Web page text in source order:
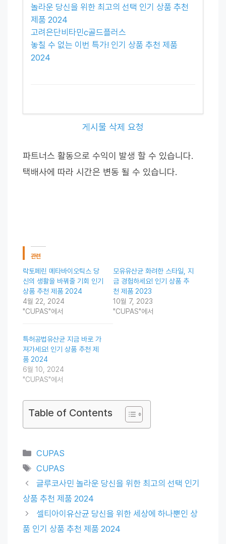
놀라운 당신을 위한 최고의 선택 인기 상품 추천
제품 2024
고려은단비타민c골드플러스
놓칠 수 없는 이번 특가! 인기 상품 추천 제품
2024
게시물 삭제 요청
파트너스 활동으로 수익이 발생 할 수 있습니다.
택배사에 따라 시간은 변동 될 수 있습니다.
관련
락토페린 메타바이오틱스 당
신의 생활을 바꿔줄 기회 인기
상품 추천 제품 2024
4월 22, 2024
"CUPAS"에서
모유유산균 화려한 스타일, 지
금 경험하세요! 인기 상품 추
천 제품 2023
10월 7, 2023
"CUPAS"에서
특허공법유산균 지금 바로 가
져가세요! 인기 상품 추천 제
품 2024
6월 10, 2024
"CUPAS"에서
Table of Contents
Categories
CUPAS
Tags
CUPAS
글루코사민 놀라운 당신을 위한 최고의 선택 인기
상품 추천 제품 2024
셀티아이유산균 당신을 위한 세상에 하나뿐인 상
품 인기 상품 추천 제품 2024